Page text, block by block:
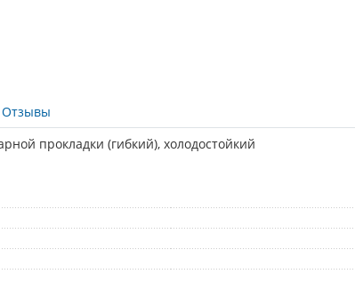
Отзывы
прокладки (гибкий), холодостойкий